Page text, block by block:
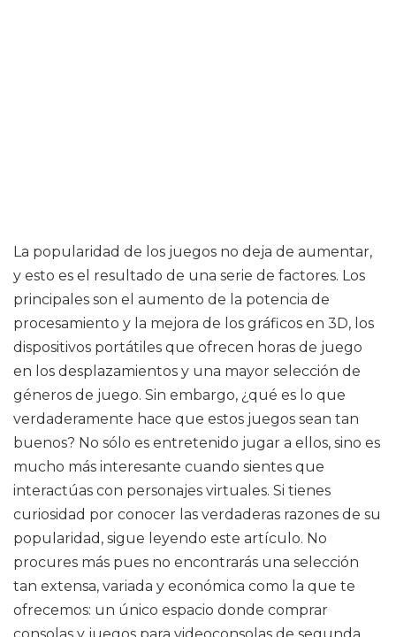
La popularidad de los juegos no deja de aumentar,
y esto es el resultado de una serie de factores. Los
principales son el aumento de la potencia de
procesamiento y la mejora de los gráficos en 3D, los
dispositivos portátiles que ofrecen horas de juego
en los desplazamientos y una mayor selección de
géneros de juego. Sin embargo, ¿qué es lo que
verdaderamente hace que estos juegos sean tan
buenos? No sólo es entretenido jugar a ellos, sino es
mucho más interesante cuando sientes que
interactúas con personajes virtuales. Si tienes
curiosidad por conocer las verdaderas razones de su
popularidad, sigue leyendo este artículo. No
procures más pues no encontrarás una selección
tan extensa, variada y económica como la que te
ofrecemos: un único espacio donde comprar